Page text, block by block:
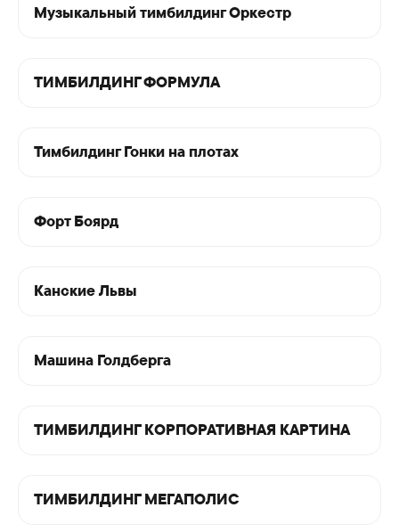
Музыкальный тимбилдинг Оркестр
ТИМБИЛДИНГ ФОРМУЛА
Тимбилдинг Гонки на плотах
Форт Боярд
Канские Львы
Машина Голдберга
ТИМБИЛДИНГ КОРПОРАТИВНАЯ КАРТИНА
ТИМБИЛДИНГ МЕГАПОЛИС